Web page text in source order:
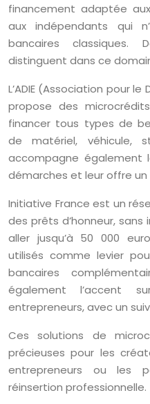
financement adaptée
aux indépendants qui
bancaires classiques.
distinguent dans ce
L’ADIE (Association pour
propose des
financer tous types de
de matériel, véhicule,
accompagne également
démarches et leur offre un
Initiative France est un
des prêts d’honneur,
aller jusqu’à 50 000
utilisés comme levier
bancaires
également l’accent
entrepreneurs, avec un
Ces solutions de
précieuses pour les
entrepreneurs ou les
réinsertion professionnelle.